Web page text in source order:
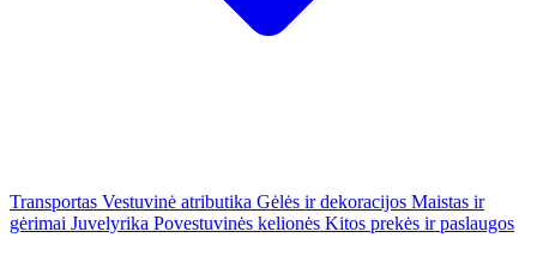
Transportas Vestuvinė atributika Gėlės ir dekoracijos Maistas ir
gėrimai Juvelyrika Povestuvinės kelionės Kitos prekės ir paslaugos